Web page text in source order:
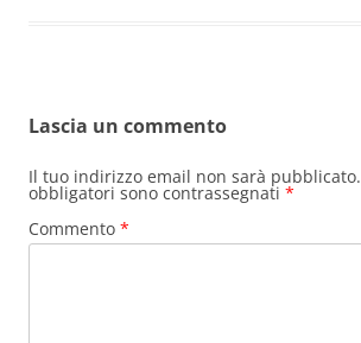
Lascia un commento
Il tuo indirizzo email non sarà pubblicato.
obbligatori sono contrassegnati *
Commento *